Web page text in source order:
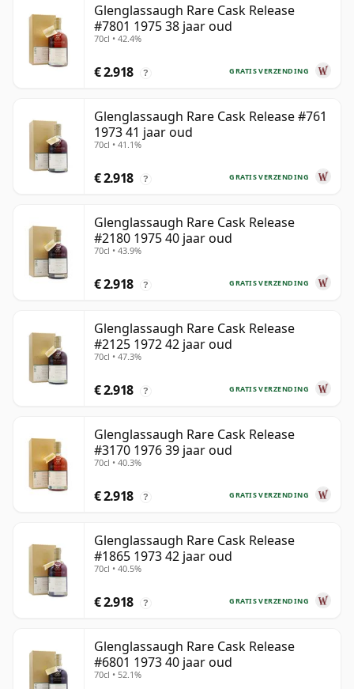
Glenglassaugh Rare Cask Release
#7801 1975 38 jaar oud
70cl • 42.4%
GRATIS VERZENDING
€ 2.918 ?
Glenglassaugh Rare Cask Release #761
1973 41 jaar oud
70cl • 41.1%
GRATIS VERZENDING
€ 2.918 ?
Glenglassaugh Rare Cask Release
#2180 1975 40 jaar oud
70cl • 43.9%
GRATIS VERZENDING
€ 2.918 ?
Glenglassaugh Rare Cask Release
#2125 1972 42 jaar oud
70cl • 47.3%
GRATIS VERZENDING
€ 2.918 ?
Glenglassaugh Rare Cask Release
#3170 1976 39 jaar oud
70cl • 40.3%
GRATIS VERZENDING
€ 2.918 ?
Glenglassaugh Rare Cask Release
#1865 1973 42 jaar oud
70cl • 40.5%
GRATIS VERZENDING
€ 2.918 ?
Glenglassaugh Rare Cask Release
#6801 1973 40 jaar oud
70cl • 52.1%